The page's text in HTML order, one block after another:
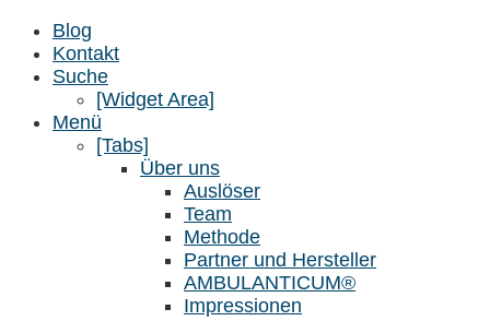
Blog
Kontakt
Suche
[Widget Area]
Menü
[Tabs]
Über uns
Auslöser
Team
Methode
Partner und Hersteller
AMBULANTICUM®
Impressionen